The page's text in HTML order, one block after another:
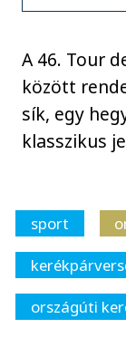
A 46. Tour
között
sík, egy
klasszikus
sport
országúti